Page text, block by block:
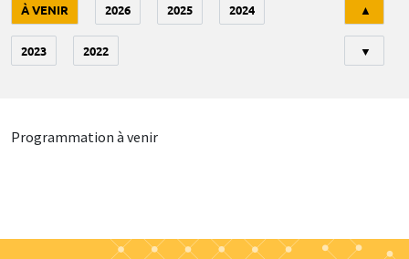
À VENIR 2026 2025 2024
2023 2022
▲
▼
Programmation à venir